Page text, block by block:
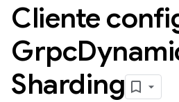
Cliente
Grpc
Sharding